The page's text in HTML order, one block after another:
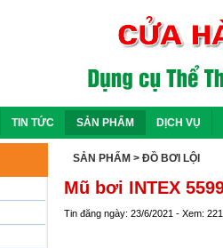
TIN TỨC SẢN PHẨM DỊCH VỤ
SẢN PHẨM > ĐỒ BƠI LỘI
Mũ bơi INTEX
Tin đăng ngày: 23/6/2021 - Xem: